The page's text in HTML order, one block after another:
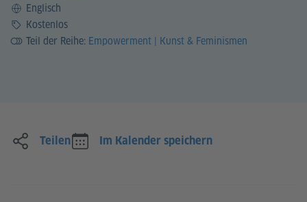
SpracheEnglisch
PreisKostenlos
Teil der Reihe: Empowerment | Kunst & Feminismen
Teilen Im Kalender speichern